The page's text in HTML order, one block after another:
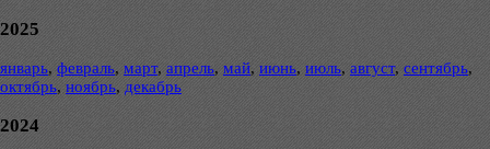
2025
январь, февраль, март, апрель, май, июнь, июль, август, сентябрь,
октябрь, ноябрь, декабрь
2024